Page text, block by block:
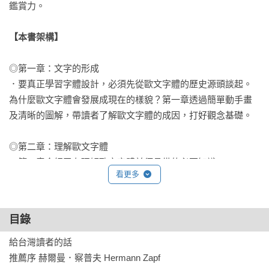
鑑賞力。
【本書架構】
◎第一章：文字的形成
．要真正學習字體設計，必須先從歐文字體的歷史源頭談起。
為什麼歐文字體會發展成現在的樣貌？第一章透過簡單動手畫
及清晰的圖解，帶讀者了解歐文字體的成因，打好觀念基礎。
◎第二章：理解歐文字體
．第二章介紹了在理解歐文字體前須具備的必要知識。
例如「字體、字形、字型」的個別定義及使用時機；有襯線
體、無襯線體、草書體、哥德體等基本字體種類的特徵及其歷
史背景；「字體排印設計師（typographer）」和「字體設計師
（type designer）」的不同之處；「襯線」、「基線」、「x字
看更多
目錄
給台灣讀者的話
推薦序 赫爾曼．察普夫 Hermann Zapf